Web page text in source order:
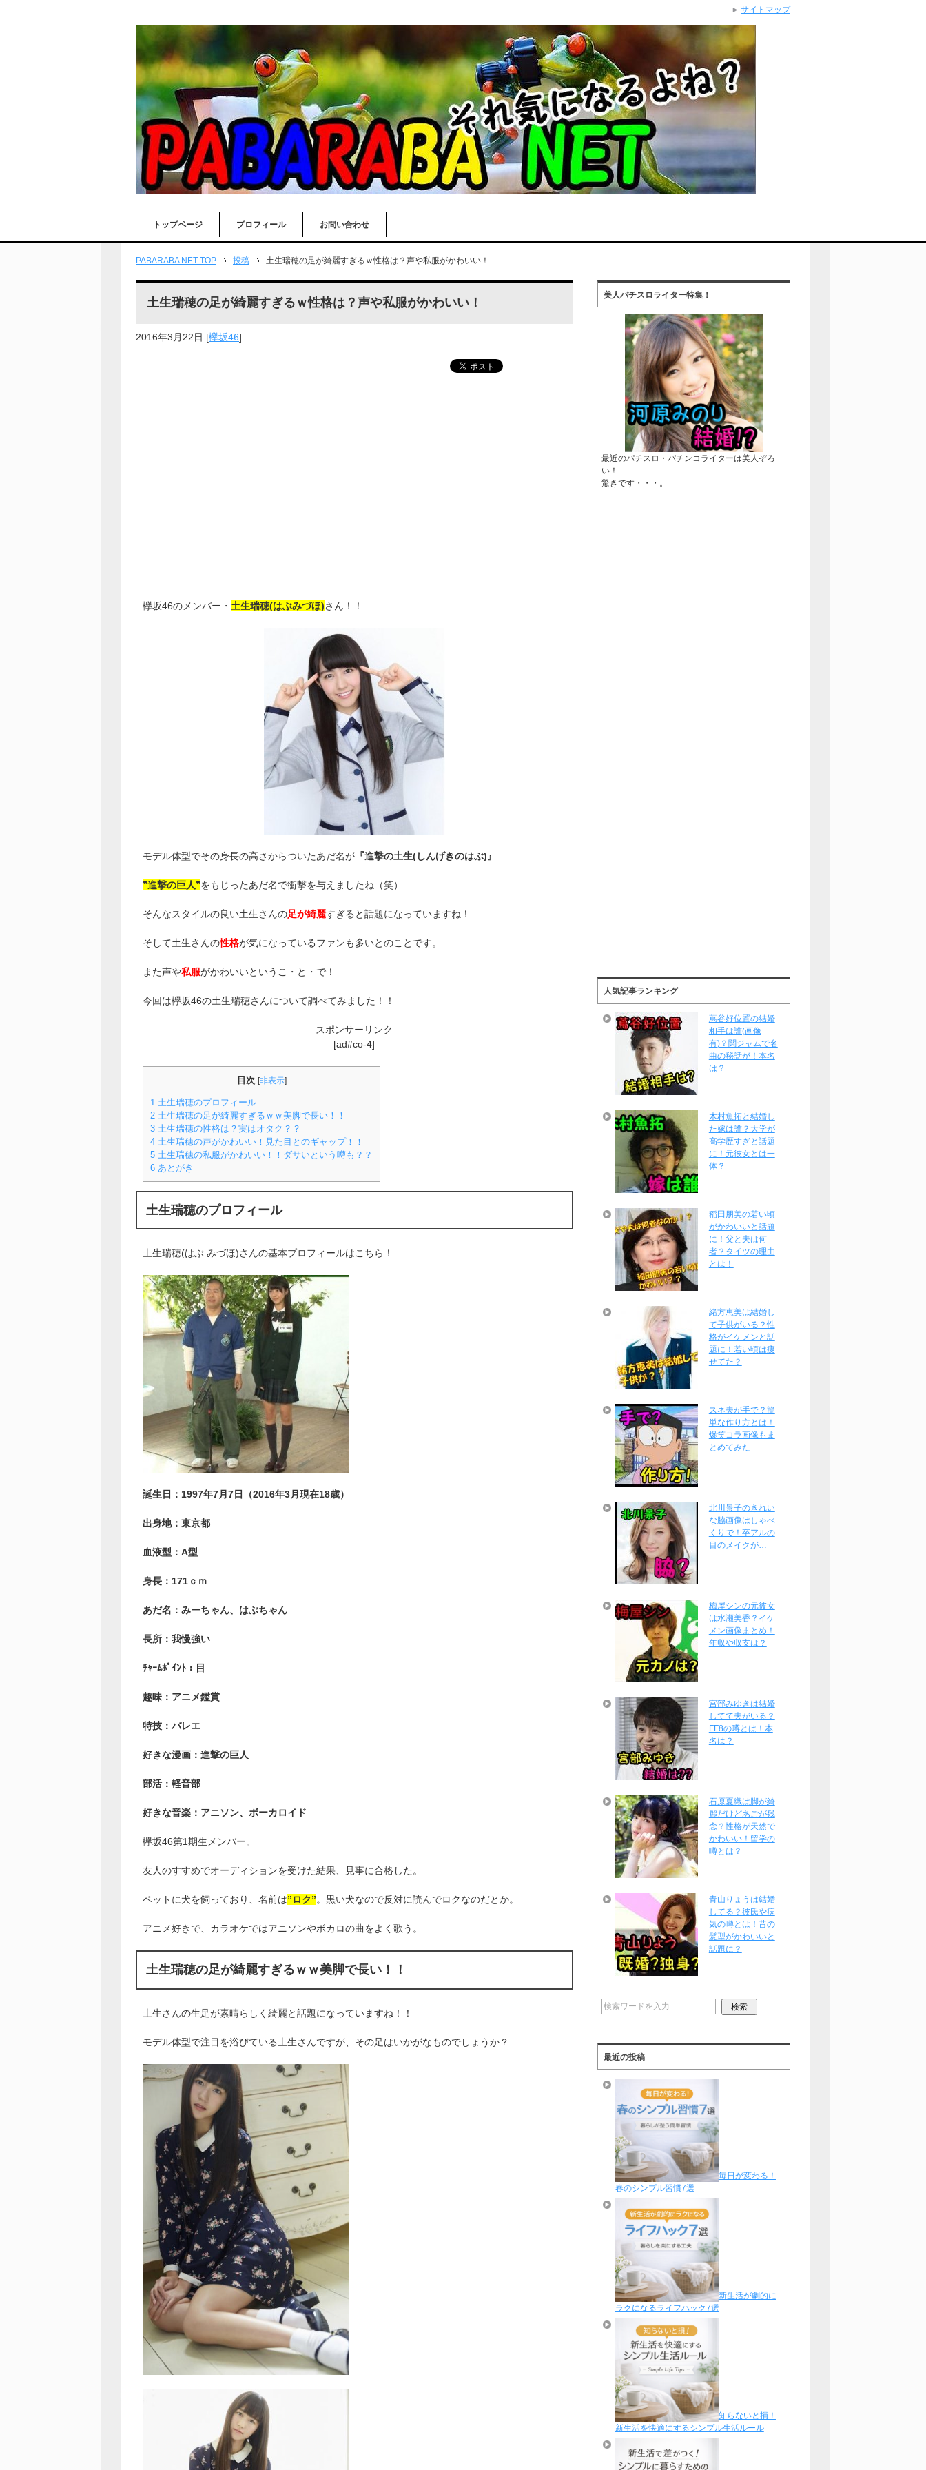
トップページ プロフィール お問い合わせ
PABARABA NET TOP 投稿 土生瑞穂の足が綺麗すぎるｗ性格は？声や私服がかわいい！
土生瑞穂の足が綺麗すぎるｗ性格は？声や私服がかわいい！
2016年3月22日 [欅坂46]
欅坂46のメンバー・ 土生瑞穂(はぶみづほ)さん！！
モデル体型でその身長の高さからついたあだ名が 『進撃の土生(しんげきのはぶ)』
”進撃の巨人”をもじったあだ名で衝撃を与えましたね（笑）
そんなスタイルの良い土生さんの足が綺麗すぎると話題になっていますね！
そして土生さんの性格が気になっているファンも多いとのことです。
また声や私服がかわいいというこ・と・で！
今回は欅坂46の土生瑞穂さんについて調べてみました！！
スポンサーリンク
[ad#co-4]
目次 [非表示]
1 土生瑞穂のプロフィール
2 土生瑞穂の足が綺麗すぎるｗｗ美脚で長い！！
3 土生瑞穂の性格は？実はオタク？？
4 土生瑞穂の声がかわいい！見た目とのギャップ！！
5 土生瑞穂の私服がかわいい！！ダサいという噂も？？
6 あとがき
土生瑞穂のプロフィール
土生瑞穂(はぶ みづほ)さんの基本プロフィールはこちら！
誕生日：1997年7月7日（2016年3月現在18歳）
出身地：東京都
血液型：A型
身長：171ｃｍ
あだ名：みーちゃん、はぶちゃん
長所：我慢強い
ﾁｬｰﾑﾎﾟｲﾝﾄ：目
趣味：アニメ鑑賞
特技：バレエ
好きな漫画：進撃の巨人
部活：軽音部
好きな音楽：アニソン、ボーカロイド
欅坂46第1期生メンバー。
友人のすすめでオーディションを受けた結果、見事に合格した。
ペットに犬を飼っており、名前は”ロク”。黒い犬なので反対に読んでロクなのだとか。
アニメ好きで、カラオケではアニソンやボカロの曲をよく歌う。
土生瑞穂の足が綺麗すぎるｗｗ美脚で長い！！
土生さんの生足が素晴らしく綺麗と話題になっていますね！！
モデル体型で注目を浴びている土生さんですが、その足はいかがなものでしょうか？
美人パチスロライター特集！
最近のパチスロ・パチンコライターは美人ぞろ
い！
驚きです・・・。
人気記事ランキング
蔦谷好位置の結婚
相手は誰(画像
有)？関ジャムで名
曲の秘話が！本名
は？
木村魚拓と結婚し
た嫁は誰？大学が
高学歴すぎと話題
に！元彼女とは一
体？
稲田朋美の若い頃
がかわいいと話題
に！父と夫は何
者？タイツの理由
とは！
緒方恵美は結婚し
て子供がいる？性
格がイケメンと話
題に！若い頃は痩
せてた？
スネ夫が手で？簡
単な作り方とは！
爆笑コラ画像もま
とめてみた
北川景子のきれい
な脇画像はしゃべ
くりで！卒アルの
目のメイクが…
梅屋シンの元彼女
は水瀬美香？イケ
メン画像まとめ！
年収や収支は？
宮部みゆきは結婚
してて夫がいる？
FF8の噂とは！本
名は？
石原夏織は脚が綺
麗だけどあごが残
念？性格が天然で
かわいい！留学の
噂とは？
青山りょうは結婚
してる？彼氏や病
気の噂とは！昔の
髪型がかわいいと
話題に？
最近の投稿
毎日が変わる！
春のシンプル習慣7選
新生活が劇的に
ラクになるライフハック7選
知らないと損！
新生活を快適にするシンプル生活ルール
サイトマップ